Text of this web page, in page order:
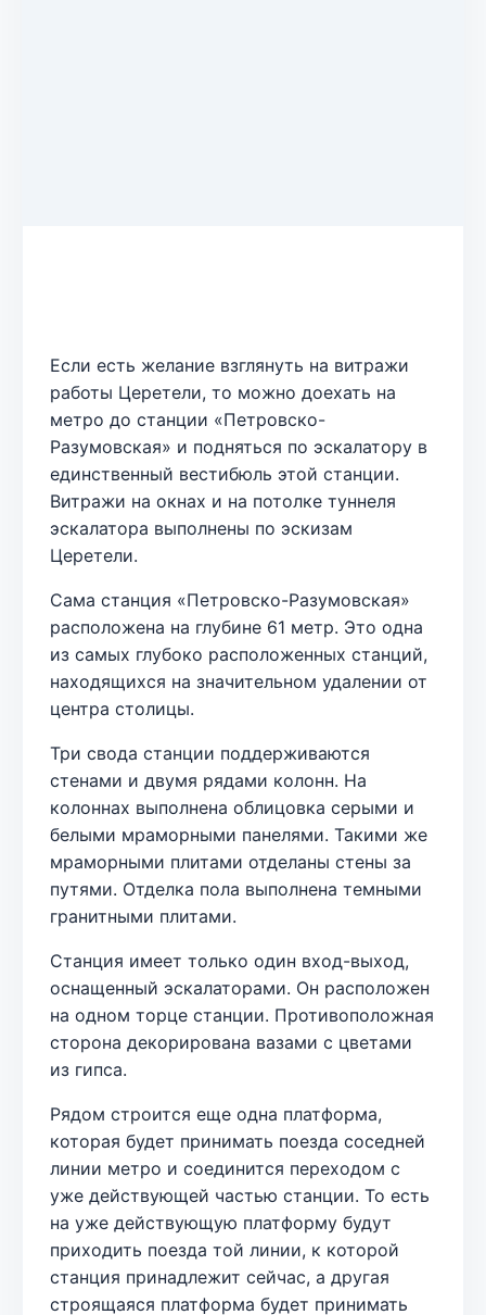
Если есть желание взглянуть на витражи
работы Церетели, то можно доехать на
метро до станции «Петровско-
Разумовская» и подняться по эскалатору в
единственный вестибюль этой станции.
Витражи на окнах и на потолке туннеля
эскалатора выполнены по эскизам
Церетели.
Сама станция «Петровско-Разумовская»
расположена на глубине 61 метр. Это одна
из самых глубоко расположенных станций,
находящихся на значительном удалении от
центра столицы.
Три свода станции поддерживаются
стенами и двумя рядами колонн. На
колоннах выполнена облицовка серыми и
белыми мраморными панелями. Такими же
мраморными плитами отделаны стены за
путями. Отделка пола выполнена темными
гранитными плитами.
Станция имеет только один вход-выход,
оснащенный эскалаторами. Он расположен
на одном торце станции. Противоположная
сторона декорирована вазами с цветами
из гипса.
Рядом строится еще одна платформа,
которая будет принимать поезда соседней
линии метро и соединится переходом с
уже действующей частью станции. То есть
на уже действующую платформу будут
приходить поезда той линии, к которой
станция принадлежит сейчас, а другая
строящаяся платформа будет принимать